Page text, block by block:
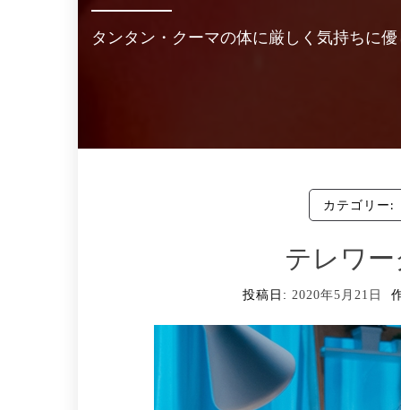
タンタン・クーマの体に厳しく気持ちに優
カテゴリー:
テレワ
投稿日: 2020年5月21日